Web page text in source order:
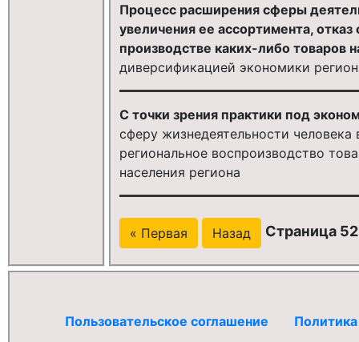
Процесс расширения сферы
увеличения ее ассортимента,
производстве каких-либо товаров
диверсификацией экономики
С точки зрения практики под
сферу жизнедеятельности
региональное воспроизводство
населения региона
« Первая Назад Страница
Пользовательское соглашение